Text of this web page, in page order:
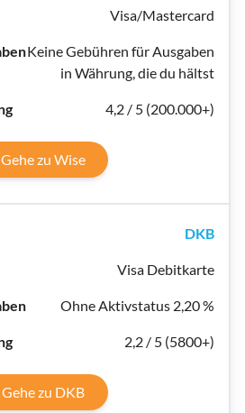
Visa/Mastercard
Keine Gebühren für Ausgaben
in Währung, die du hältst
4,2 / 5 (200.000+)
Gehe zu Wise
DKB
Visa Debitkarte
Ohne Aktivstatus 2,20 %
2,2 / 5 (5800+)
Gehe zu DKB